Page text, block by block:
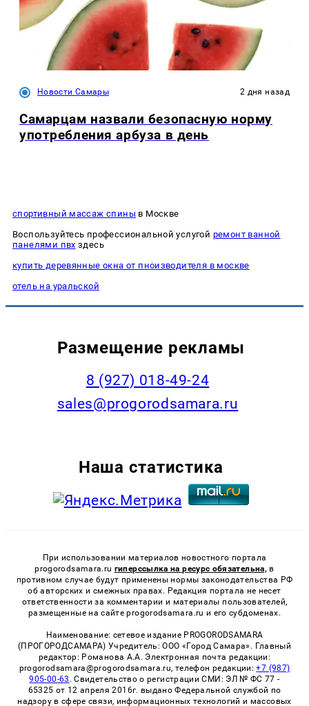
Новости Самары 2 дня назад
Самарцам назвали безопасную норму
употребления арбуза в день
спортивный массаж спины в Москве
Воспользуйтесь профессиональной услугой ремонт ванной
панелями пвх здесь
купить деревянные окна от пноизводителя в москве
отель на уральской
Размещение рекламы
8 (927) 018-49-24
sales@progorodsamara.ru
Наша статистика
При использовании материалов новостного портала
progorodsamara.ru гиперссылка на ресурс обязательна, в
противном случае будут применены нормы законодательства РФ
об авторских и смежных правах. Редакция портала не несет
ответственности за комментарии и материалы пользователей,
размещенные на сайте progorodsamara.ru и его субдоменах.
Наименование: сетевое издание PROGORODSAMARA
(ПРОГОРОДСАМАРА) Учредитель: ООО «Город Самара». Главный
редактор: Романова А.А. Электронная почта редакции:
progorodsamara@progorodsamara.ru, телефон редакции:+7 (987)
905-00-63 . Свидетельство о регистрации СМИ: ЭЛ № ФС 77 -
65325 от 12 апреля 2016г. выдано Федеральной службой по
надзору в сфере связи, информационных технологий и массовых